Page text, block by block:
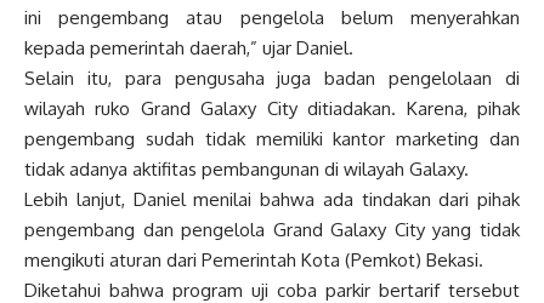
ini pengembang atau pengelola belum menyerahkan
kepada pemerintah daerah,” ujar Daniel.
Selain itu, para pengusaha juga badan pengelolaan di
wilayah ruko Grand Galaxy City ditiadakan. Karena, pihak
pengembang sudah tidak memiliki kantor marketing dan
tidak adanya aktifitas pembangunan di wilayah Galaxy.
Lebih lanjut, Daniel menilai bahwa ada tindakan dari pihak
pengembang dan pengelola Grand Galaxy City yang tidak
mengikuti aturan dari Pemerintah Kota (Pemkot) Bekasi.
Diketahui bahwa program uji coba parkir bertarif tersebut